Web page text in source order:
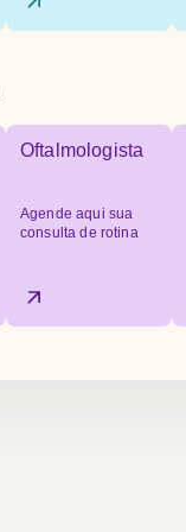
Oftalmologista
Agende aqui sua
consulta de rotina